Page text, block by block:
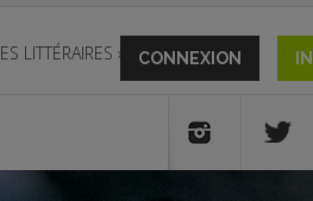
LITTÉRAIRES » CONNEXION